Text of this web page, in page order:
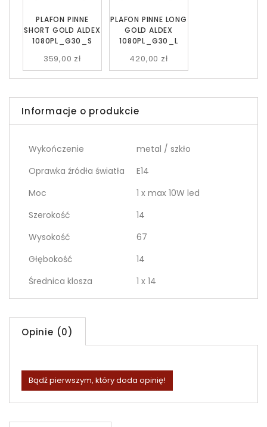
PLAFON PINNE
SHORT GOLD ALDEX
1080PL_G30_S
359,00 zł
PLAFON PINNE LONG
GOLD ALDEX
1080PL_G30_L
420,00 zł
Informacje o produkcie
Wykończenie
metal / szkło
Oprawka źródła światła
E14
Moc
1 x max 10W led
Szerokość
14
Wysokość
67
Głębokość
14
Średnica klosza
1 x 14
Opinie (0)
Bądź pierwszym, który doda opinię!